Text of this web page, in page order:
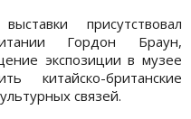
присутствовал
Гордон Браун,
экспозиции в музее
китайско-британские
связей.